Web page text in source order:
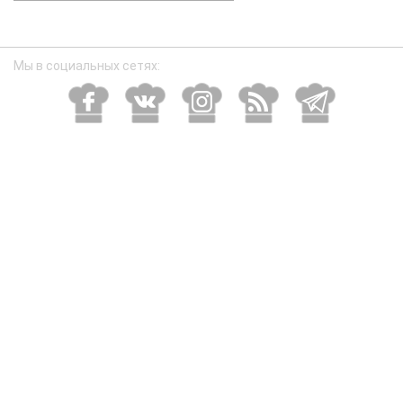
Мы в социальных сетях: